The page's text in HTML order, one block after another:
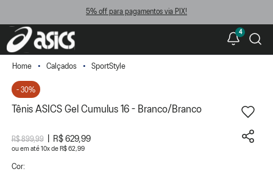
5% off para pagamentos via PIX!
4
Calçados SportStyle
- 30%
Tênis ASICS Gel Cumulus 16 - Branco/Branco
R$ 899,99 R$ 629,99
ou 10xde R$ 62,99
Cor: